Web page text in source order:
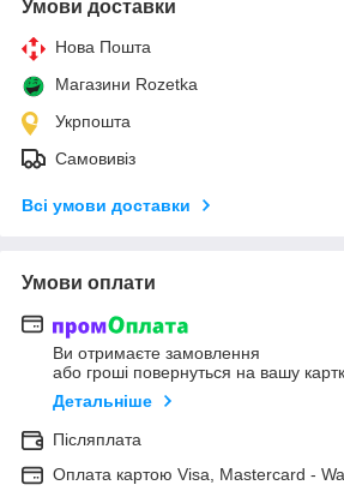
Умови доставки
Нова Пошта
Магазини Rozetka
Укрпошта
Самовивіз
Всі умови доставки
Умови оплати
Ви отримаєте замовлення
або гроші повернуться на вашу
Детальніше
Післяплата
Оплата картою Visa, Mastercard -